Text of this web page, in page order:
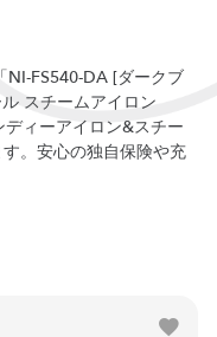
NI-FS540-DA [ダークブ
スチームアイロン
ィーアイロン&スチー
。安心の独自保険や充